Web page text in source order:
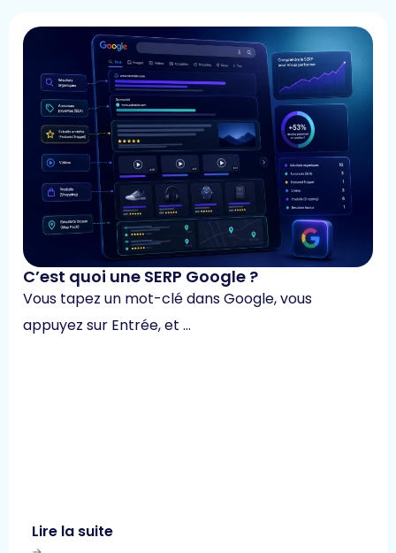
C’est quoi une SERP Google ?
Vous tapez un mot-clé dans Google, vous
appuyez sur Entrée, et …
Lire la suite